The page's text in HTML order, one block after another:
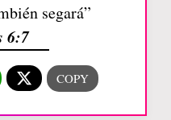
segará”
6:7